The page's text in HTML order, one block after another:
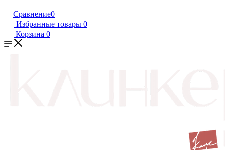
Сравнение0
Избранные товары 0
Корзина 0